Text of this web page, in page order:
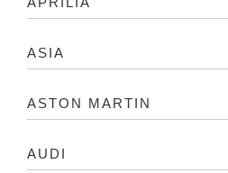
ASIA
ASTON MARTIN
AUDI